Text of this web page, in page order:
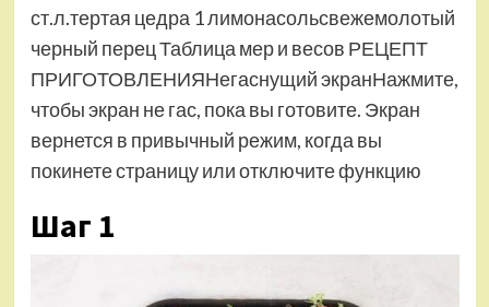
ст.л.тертая цедра 1 лимонасольсвежемолотый
черный перец Таблица мер и весов РЕЦЕПТ
ПРИГОТОВЛЕНИЯНегаснущий экранНажмите,
чтобы экран не гас, пока вы готовите. Экран
вернется в привычный режим, когда вы
покинете страницу или отключите функцию
Шаг 1